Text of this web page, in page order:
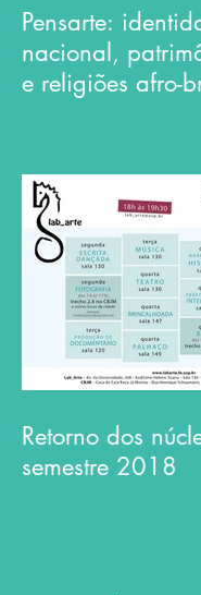
Pensarte:
nacional,
e religiões afro-
Retorno dos
semestre 2018